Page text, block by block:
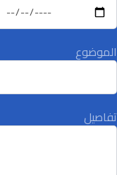
الموضوع
تفاصيل